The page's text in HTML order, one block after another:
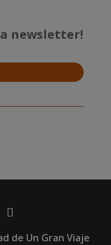
newsletter!
de Un Gran Viaje